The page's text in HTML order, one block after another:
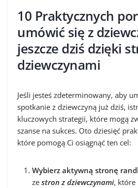
10 Praktycznych
umówić się z
jeszcze dziś dzięki
dziewczynami
Jeśli jesteś zdeterminowany, aby
spotkanie z dziewczyną już dziś,
kluczowych strategii, które mogą
szanse na sukces. Oto dziesięć
które pomogą Ci osiągnąć ten cel:
Wybierz aktywną stronę
ze stron z dziewczynami, które